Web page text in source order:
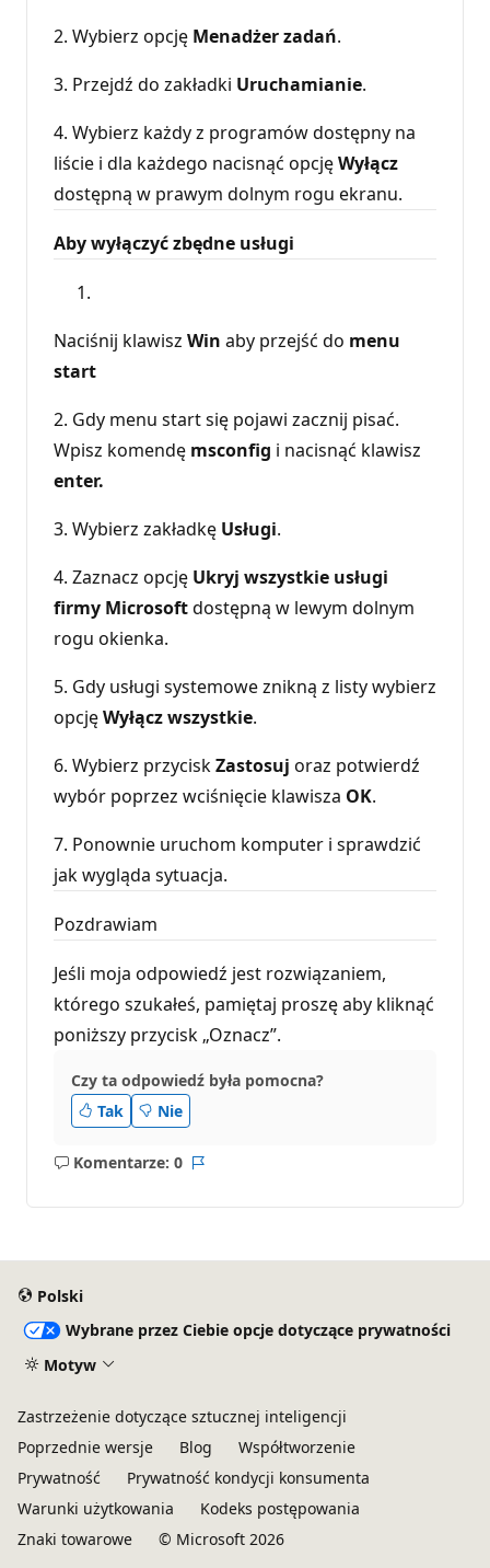
2. Wybierz opcję Menadżer zadań.
3. Przejdź do zakładki Uruchamianie.
4. Wybierz każdy z programów dostępny na
liście i dla każdego nacisnąć opcjęWyłącz
dostępną w prawym dolnym rogu ekranu.
Aby wyłączyć zbędne usługi
Naciśnij klawisz Win aby przejść do menu
start
2. Gdy menu start się pojawi zacznij pisać.
Wpisz komendę msconfig i nacisnąć klawisz
enter.
3. Wybierz zakładkę Usługi.
4. Zaznacz opcję Ukryj wszystkie usługi
firmy Microsoftdostępną w lewym dolnym
rogu okienka.
5. Gdy usługi systemowe znikną z listy wybierz
opcjęWyłącz wszystkie.
6. Wybierz przyciskZastosuj oraz potwierdź
wybór poprzez wciśnięcie klawisza OK.
7. Ponownie uruchom komputer i sprawdzić
jak wygląda sytuacja.
Pozdrawiam
Jeśli moja odpowiedź jest rozwiązaniem,
którego szukałeś, pamiętaj proszę aby kliknąć
poniższy przycisk „Oznacz”.
Czy ta odpowiedź była pomocna?
Tak
Nie
Komentarze: 0
Brak
Polski
Wybrane przez Ciebie opcje dotyczące prywatności
Motyw
Zastrzeżenie dotyczące sztucznej inteligencji
Poprzednie wersje
Blog
Współtworzenie
Prywatność
Prywatność kondycji konsumenta
Warunki użytkowania
Kodeks postępowania
Znaki towarowe
© Microsoft 2026